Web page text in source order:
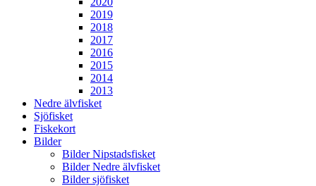
2019
2018
2017
2016
2015
2014
2013
Nedre älvfisket
Sjöfisket
Fiskekort
Bilder
Bilder Nipstadsfisket
Bilder Nedre älvfisket
Bilder sjöfisket